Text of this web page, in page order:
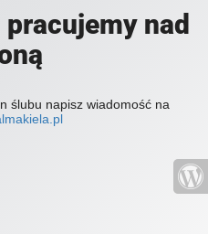
nad
ślubu napisz wiadomość na